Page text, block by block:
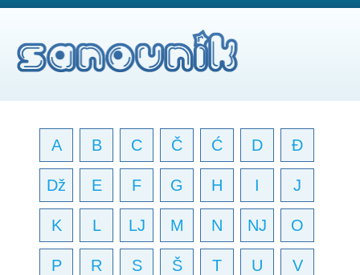
A B C Č Ć D Đ
Dž E F G H I J
K L LJ M N NJ O
P R S Š T U V